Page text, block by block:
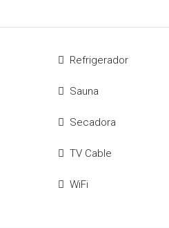
Refrigerador
Sauna
Secadora
TV Cable
WiFi